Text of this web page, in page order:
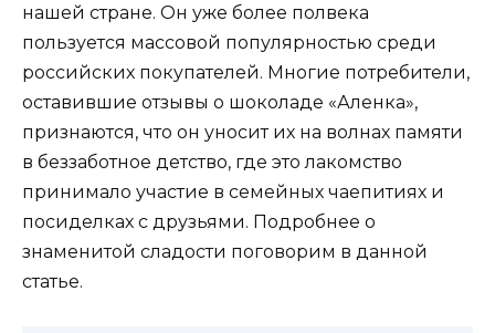
нашей стране. Он уже более полвека
пользуется массовой популярностью среди
российских покупателей. Многие потребители,
оставившие отзывы о шоколаде «Аленка»,
признаются, что он уносит их на волнах памяти
в беззаботное детство, где это лакомство
принимало участие в семейных чаепитиях и
посиделках с друзьями. Подробнее о
знаменитой сладости поговорим в данной
статье.